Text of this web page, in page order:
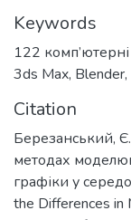
Keywords
122
3ds Max, Blender,
Citation
Березанський,
методах
графіки у
the Differences in